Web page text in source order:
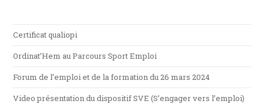
Certificat qualiopi
Ordinat’Hem au Parcours Sport Emploi
Forum de l’emploi et de la formation du 26 mars 2024
Video présentation du dispositif SVE (S’engager vers l’emploi)